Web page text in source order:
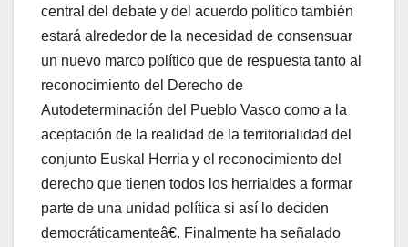
central del debate y del acuerdo polí­tico también
estará alrededor de la necesidad de consensuar
un nuevo marco polí­tico que de respuesta tanto al
reconocimiento del Derecho de
Autodeterminación del Pueblo Vasco como a la
aceptación de la realidad de la territorialidad del
conjunto Euskal Herria y el reconocimiento del
derecho que tienen todos los herrialdes a formar
parte de una unidad polí­tica si así­ lo deciden
democráticamenteâ€. Finalmente ha señalado